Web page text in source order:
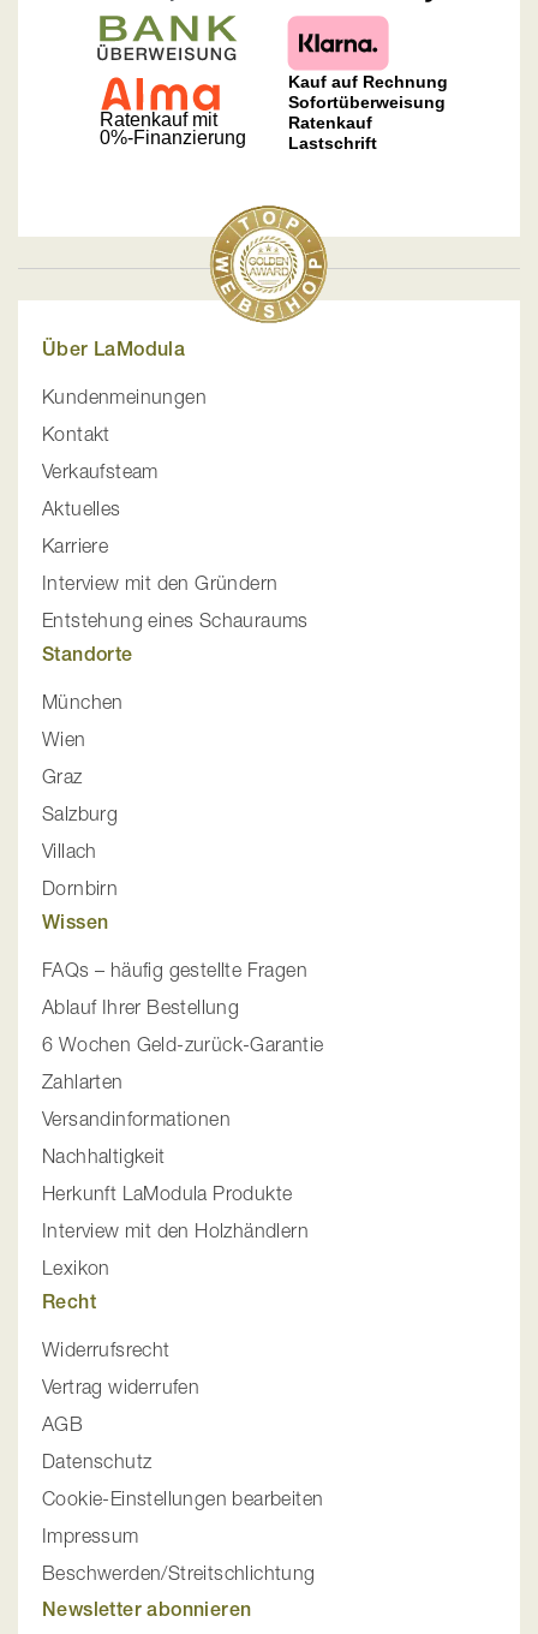
Über LaModula
Kundenmeinungen
Kontakt
Verkaufsteam
Aktuelles
Karriere
Interview mit den Gründern
Entstehung eines Schauraums
Standorte
München
Wien
Graz
Salzburg
Villach
Dornbirn
Wissen
FAQs – häufig gestellte Fragen
Ablauf Ihrer Bestellung
6 Wochen Geld-zurück-Garantie
Zahlarten
Versandinformationen
Nachhaltigkeit
Herkunft LaModula Produkte
Interview mit den Holzhändlern
Lexikon
Recht
Widerrufsrecht
Vertrag widerrufen
AGB
Datenschutz
Cookie-Einstellungen bearbeiten
Impressum
Beschwerden/Streitschlichtung
Newsletter abonnieren